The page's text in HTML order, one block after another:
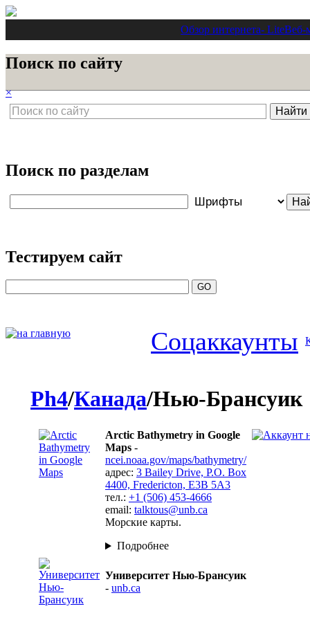
Обзор интернета- LiteВеб-
Поиск по сайту
×
Поиск по разделам
Тестируем сайт
Соцаккаунты
Ph4/Канада/Нью-Брансуик
Arctic Bathymetry in Google
Maps -
ncei.noaa.gov/maps/bathymetry/
адрес: 3 Bailey Drive, P.O. Box
4400, Fredericton, E3B 5A3
тел.: +1 (506) 453-4666
email: talktous@unb.ca
Морские карты.
Подробнее
Университет Нью-Брансуик
- unb.ca